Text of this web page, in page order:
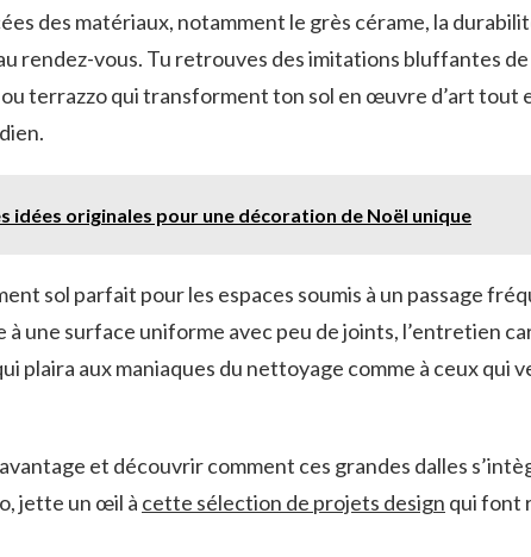
des matériaux, notamment le grès cérame, la
rendez-vous. Tu retrouves des imitations bluffantes
terrazzo qui transforment ton sol en œuvre d’art tout
idées originales pour une décoration de Noël unique
sol parfait pour les espaces soumis à un passage
une surface uniforme avec peu de joints, l’entretien
plaira aux maniaques du nettoyage comme à ceux qui
et découvrir comment ces grandes dalles
jette un œil à cette sélection de projets design qui font